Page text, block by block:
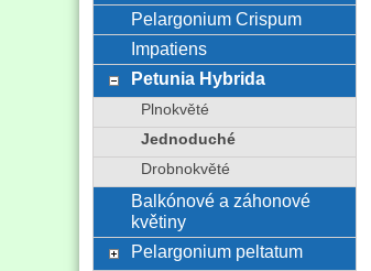
Pelargonium Crispum
Impatiens
Petunia Hybrida
Plnokvěté
Jednoduché
Drobnokvěté
Balkónové a záhonové
květiny
Pelargonium peltatum